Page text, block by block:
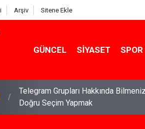
Arşiv Sitene Ekle
GÜNCEL SIYASET SPOR
İş Davaları: Haklarınızı Bilmek ve